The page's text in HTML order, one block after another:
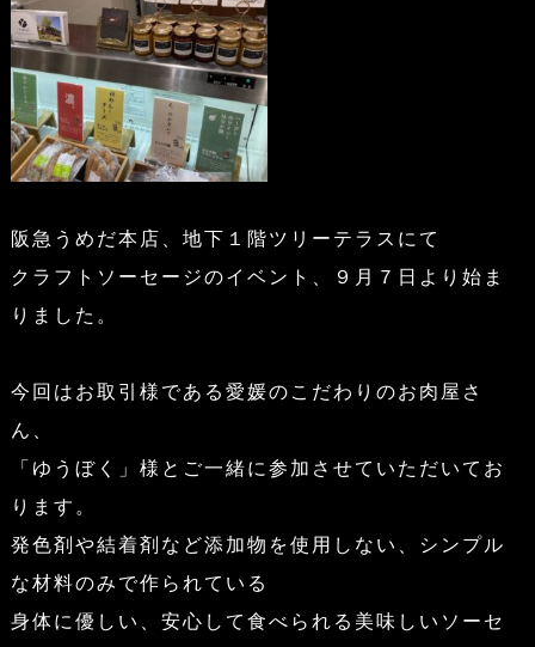
阪急うめだ本店、地下１階ツリーテラスにて
クラフトソーセージのイベント、９月７日より始ま
りました。
今回はお取引様である愛媛のこだわりのお肉屋さ
ん、
「ゆうぼく」様とご一緒に参加させていただいてお
ります。
発色剤や結着剤など添加物を使用しない、シンプル
な材料のみで作られている
身体に優しい、安心して食べられる美味しいソーセ